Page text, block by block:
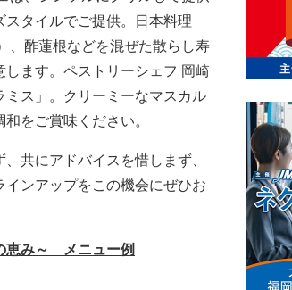
タイルでご提供。日本料理
、酢蓮根などを混ぜた散らし寿
ます。ペストリーシェフ 岡崎
ス」。クリーミーなマスカル
をご賞味ください。
共にアドバイスを惜しまず、
ンアップをこの機会にぜひお
恵み～ メニュー例